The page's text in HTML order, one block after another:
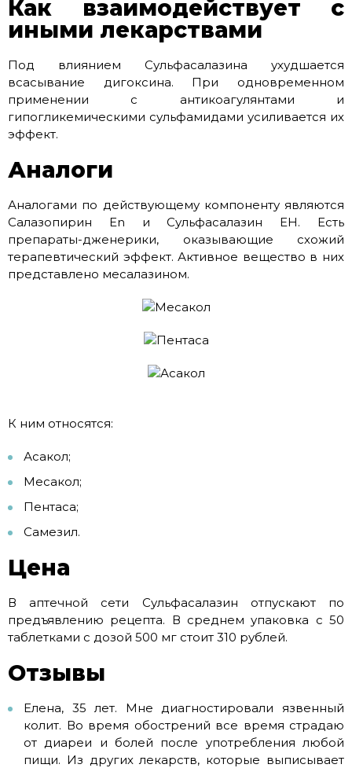
Как взаимодействует с
иными лекарствами
Под влиянием Сульфасалазина ухудшается
всасывание дигоксина. При одновременном
применении с антикоагулянтами и
гипогликемическими сульфамидами усиливается их
эффект.
Аналоги
Аналогами по действующему компоненту являются
Салазопирин En и Сульфасалазин ЕН. Есть
препараты-дженерики, оказывающие схожий
терапевтический эффект. Активное вещество в них
представлено месалазином.
К ним относятся:
Асакол;
Месакол;
Пентаса;
Самезил.
Цена
В аптечной сети Сульфасалазин отпускают по
предъявлению рецепта. В среднем упаковка с 50
таблетками с дозой 500 мг стоит 310 рублей.
Отзывы
Елена, 35 лет. Мне диагностировали язвенный
колит. Во время обострений все время страдаю
от диареи и болей после употребления любой
пищи. Из других лекарств, которые выписывает